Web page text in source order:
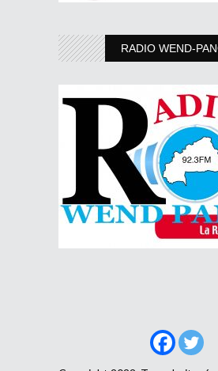
RADIO WEND-